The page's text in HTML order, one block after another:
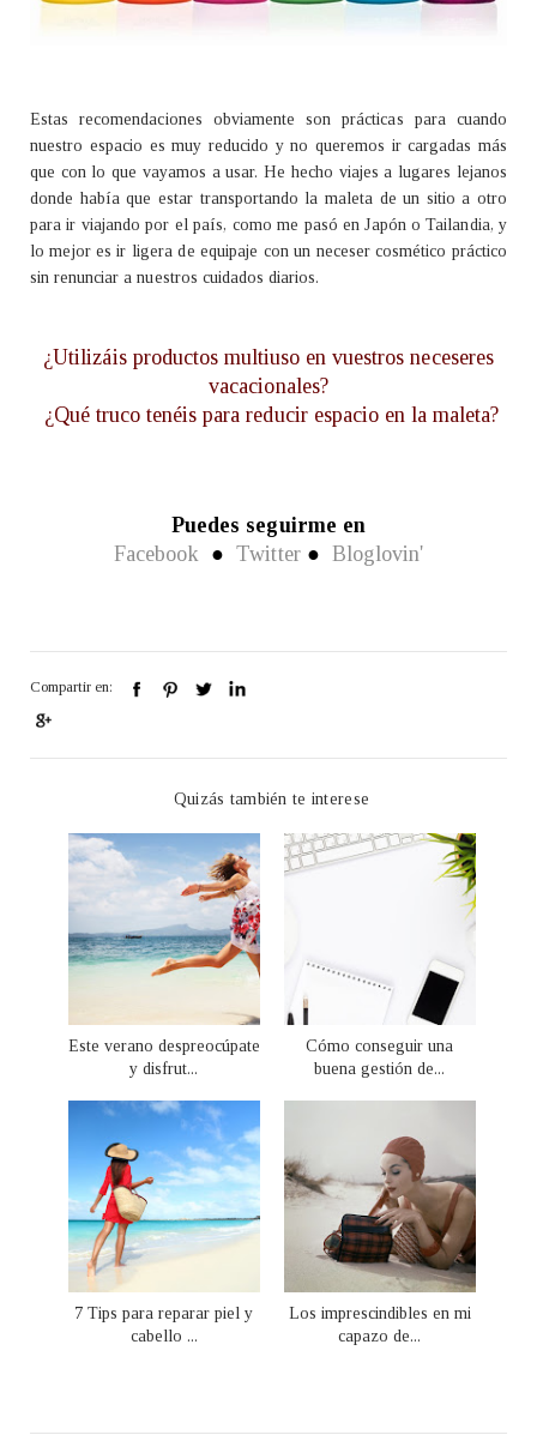
Estas recomendaciones obviamente son prácticas para cuando
nuestro espacio es muy reducido y no queremos ir cargadas más
que con lo que vayamos a usar. He hecho viajes a lugares lejanos
donde había que estar transportando la maleta de un sitio a otro
para ir viajando por el país, como me pasó en Japón o Tailandia, y
lo mejor es ir ligera de equipaje con un neceser cosmético práctico
sin renunciar a nuestros cuidados diarios.
¿Utilizáis productos multiuso en vuestros neceseres
vacacionales?
¿Qué truco tenéis para reducir espacio en la maleta?
Puedes seguirme en
Facebook ● Twitter ● Bloglovin'
Compartir en:
Quizás también te interese
Este verano despreocúpate
y disfrut...
Cómo conseguir una
buena gestión de...
7 Tips para reparar piel y
cabello ...
Los imprescindibles en mi
capazo de...